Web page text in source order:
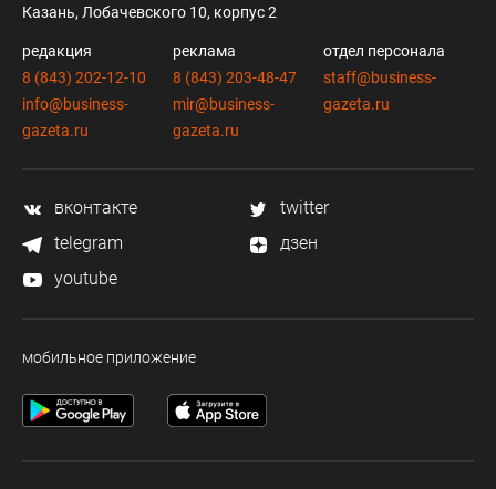
Казань, Лобачевского 10, корпус 2
редакция
8 (843) 202-12-10
info@business-
gazeta.ru
реклама
8 (843) 203-48-47
mir@business-
gazeta.ru
отдел персонала
staff@business-
gazeta.ru
вконтакте
twitter
telegram
дзен
youtube
мобильное приложение